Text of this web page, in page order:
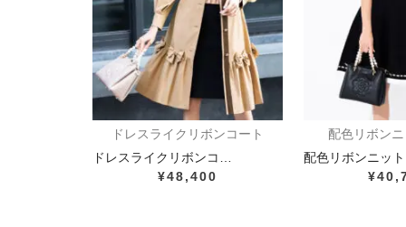
ドレスライクリボンコート
ドレスライクリボンコ…
¥48,400
配色リボン
配色リボンニッ